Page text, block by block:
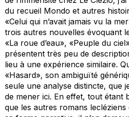
du recueil Mondo et autres
«Celui qui n’avait jamais vu la
trois autres nouvelles évoquant
«La roue d’eau», «Peuple du
présentent très peu de
lieu à une expérience similaire.
«Hasard», son ambiguïté
seule une analyse distincte, que
de mener ici. En effet, tout étant
que les autres romans